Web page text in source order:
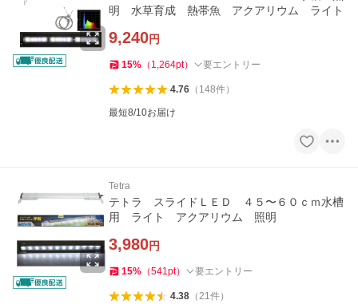
明 水草育成 熱帯魚 アクアリウム ライト
9,240円
15% （ 1,264pt） 要エントリー
4.76（ 148件）
最短8/10お届け
Tetra
テトラ スライドＬＥＤ ４５〜６０ｃｍ水槽
用 ライト アクアリウム 照明
3,980円
15% （541pt） 要エントリー
4.38（21件）